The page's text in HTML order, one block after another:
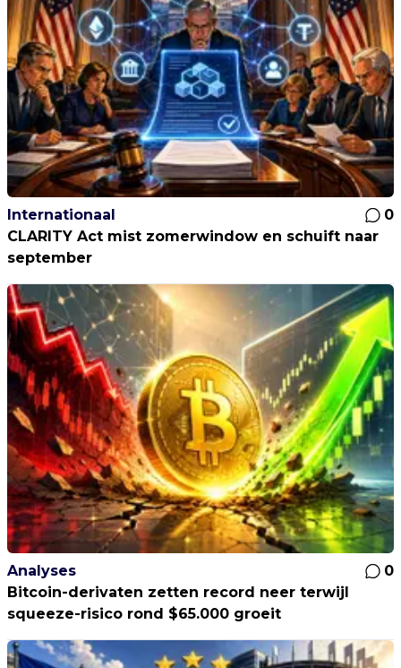
Internationaal
0
CLARITY Act mist zomerwindow en schuift naar
september
Analyses
0
Bitcoin-derivaten zetten record neer terwijl
squeeze-risico rond $65.000 groeit